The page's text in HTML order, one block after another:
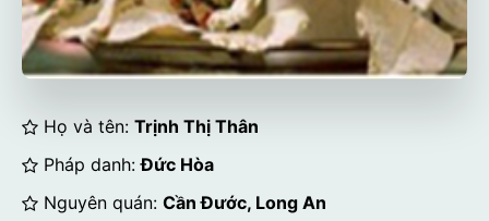
Họ và tên: Trịnh Thị Thân
Pháp danh: Đức Hòa
Nguyên quán: Cần Đước, Long An